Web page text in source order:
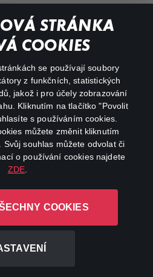
STRÁNKA
COOKIES
se používají soubory
z funkčních, statistických
jakož i pro účely zobrazování
Kliknutím na tlačítko "Povolit
s používáním cookies.
můžete změnit kliknutím
souhlas můžete odvolat či
o používání cookies najdete
ZDE
COOKIES